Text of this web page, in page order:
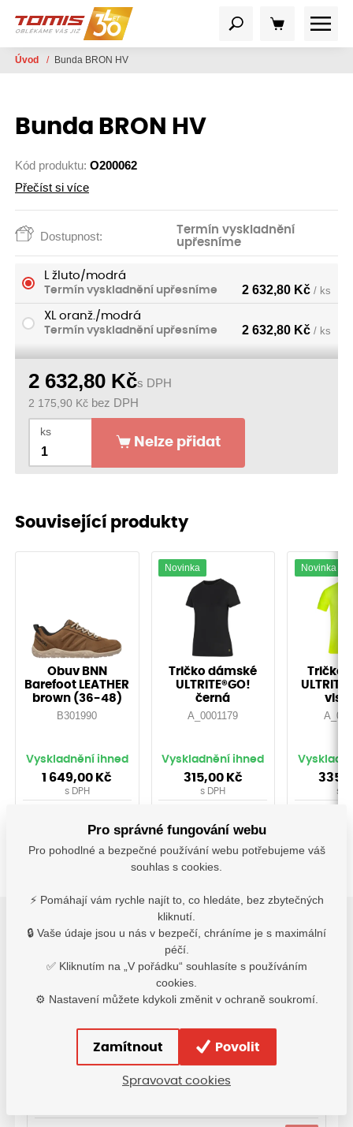
Úvod / Bunda BRON HV
Bunda BRON HV
Kód produktu: O200062
Přečíst si více
Dostupnost:
Termín vyskladnění
upřesníme
L žluto/modrá
Termín vyskladnění upřesníme
2 632,80 Kč / ks
XL oranž./modrá
Termín vyskladnění upřesníme
2 632,80 Kč / ks
2 632,80 Kčs DPH
2 175,90 Kč bez DPH
ks
Nelze přidat
Související produkty
Obuv BNN
Barefoot LEATHER
brown (36-48)
B301990
Vyskladnění ihned
1 649,00 Kč
s DPH
Novinka
Tričko dámské
ULTRITE®GO!
černá
A_0001179
Vyskladnění ihned
315,00 Kč
s DPH
Novinka
Tričko
vis
s
Varianty
Varianty
2 632,80
s DPH
Pro správné fungování webu
Pro pohodlné a bezpečné používání webu potřebujeme váš
souhlas s cookies.
⚡ Pomáhají vám rychle najít to, co hledáte, bez zbytečných
kliknutí.
🔒 Vaše údaje jsou u nás v bezpečí, chráníme je s maximální
péčí.
✅ Kliknutím na „V pořádku“ souhlasíte s používáním
cookies.
⚙️ Nastavení můžete kdykoli změnit v ochraně soukromí.
Zamítnout Povolit
Spravovat cookies